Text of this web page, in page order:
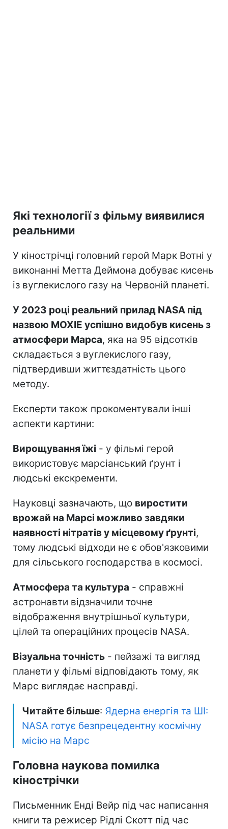
Які технології з фільму виявилися
реальними
У кінострічці головний герой Марк Вотні у
виконанні Метта Деймона добуває кисень
із вуглекислого газу на Червоній планеті.
У 2023 році реальний прилад NASA під
назвою MOXIE успішно видобув кисень з
атмосфери Марса, яка на 95 відсотків
складається з вуглекислого газу,
підтвердивши життєздатність цього
методу.
Експерти також прокоментували інші
аспекти картини:
Вирощування їжі - у фільмі герой
використовує марсіанський ґрунт і
людські екскременти.
Науковці зазначають, що виростити
врожай на Марсі можливо завдяки
наявності нітратів у місцевому ґрунті,
тому людські відходи не є обов'язковими
для сільського господарства в космосі.
Атмосфера та культура - справжні
астронавти відзначили точне
відображення внутрішньої культури,
цілей та операційних процесів NASA.
Візуальна точність - пейзажі та вигляд
планети у фільмі відповідають тому, як
Марс виглядає насправді.
Читайте більше: Ядерна енергія та ШІ:
NASA готує безпрецедентну космічну
місію на Марс
Головна наукова помилка
кінострічки
Письменник Енді Вейр під час написання
книги та режисер Рідлі Скотт під час